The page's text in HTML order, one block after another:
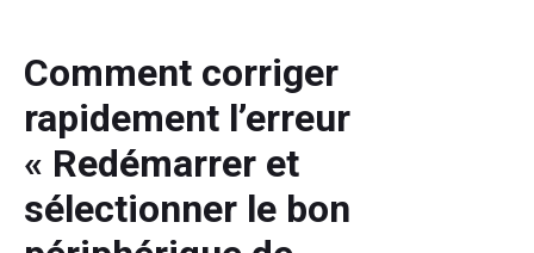
Comment corriger
rapidement l’erreur
« Redémarrer et
sélectionner le bon